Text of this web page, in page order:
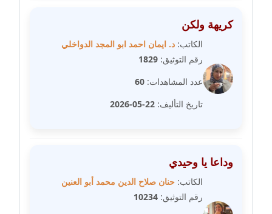
مدونة زينب حمدي
مدونة سارة ابراهيم
عاملة
مدونة سارة سعيد
عاملة
مدونة سالي علاء الدين
كريهة ولكن
الكاتب: د. ايمان احمد ابو المجد الدواخلي
رقم التوثيق: 1829
عدد المشاهدات: 60
تاريخ التأليف: 22-05-2026
وداعا يا وحيدي
الكاتب: حنان صلاح الدين محمد أبو العنين
رقم التوثيق: 10234